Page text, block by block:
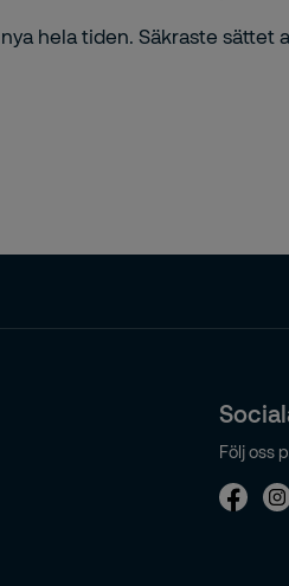
hela tiden. Säkraste sättet
Följ oss